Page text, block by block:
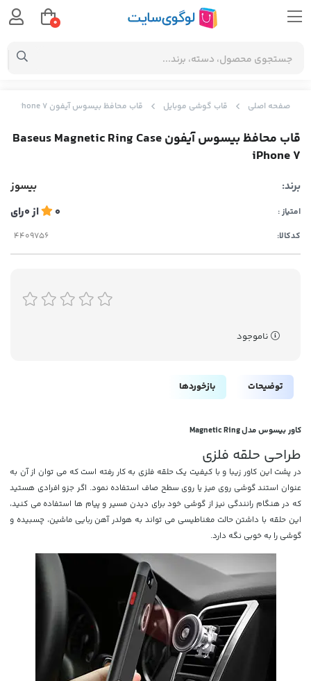
صفحه اصلی قاب گوشی موبایل قاب محافظ بیسوس آیفون Baseus Magnetic Ring Case iPhone 7
قاب محافظ بیسوس آیفون Baseus Magnetic Ring Case
iPhone 7
برند: بیسوز
امتیاز : 0 از0رای
کدکالا:
ناموجود
توضیحات بازخوردها
کاور بیسوس مدل Magnetic Ring
طراحی حلقه فلزی
در پشت این کاور زیبا و با کیفیت یک حلقه فلزی به کار رفته است که می توان از آن به
عنوان استند گوشی روی میز یا روی سطح صاف استفاده نمود. اگر جزو افرادی هستید
که در هنگام رانندگی نیز از گوشی خود برای دیدن مسیر و پیام ها استفاده می کنید،
این حلقه با داشتن حالت مغناطیسی می تواند به هولدر آهن ربایی ماشین، چسبیده و
گوشی را به خوبی نگه دارد.
0